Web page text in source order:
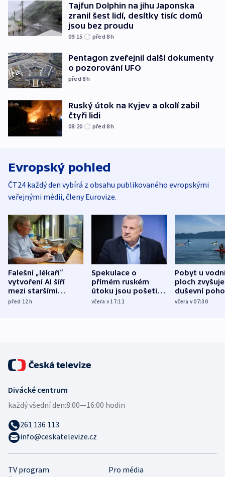
Tajfun Dolphin na jihu Japonska
zranil šest lidí, desítky tisíc domů
jsou bez proudu
09:15 před 8h
Pentagon zveřejnil další dokumenty
o pozorování UFO
před 8h
Ruský útok na Kyjev a okolí zabil
čtyři lidi
08:20 před 8h
Evropský pohled
ČT24 každý den vybírá z obsahu publikovaného evropskými
veřejnými médii, členy Eurovize.
Falešní „lékaři“
vytvoření AI šíří
mezi staršími
Poláky nebezpečné
před 12h
Spekulace o
přímém ruském
útoku jsou pošetilé,
míní estonský
včera v 17:11
Pobyt u
ploch zvyšuje
duševní
ukázala
včera v 07:30
TV program
Pro média
Divácké centrum
každý všední den:8:00—16:00 hodin
261 136 113
info@ceskatelevize.cz